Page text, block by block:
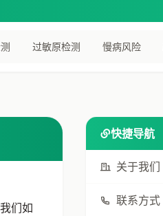
过敏原检测 慢病风险
们如
快捷导航
关于我们
联系方式